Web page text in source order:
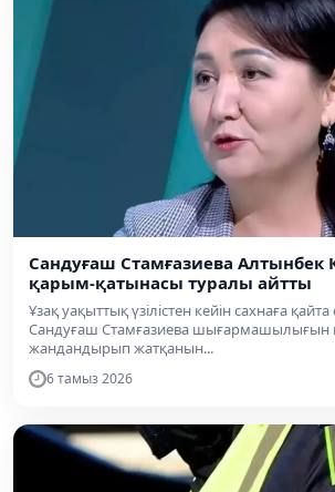
Сандуғаш Стамғазиева Алтынбек
қарым-қатынасы туралы айтты
Ұзақ уақыттық үзілістен кейін сахнаға
Сандуғаш Стамғазиева шығармашылығын
жандандырып жатқанын...
6 тамыз 2026